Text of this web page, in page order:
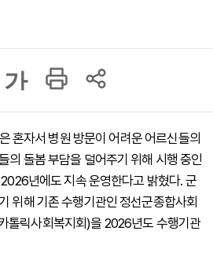
가
혼자서 병원 방문이 어려운 어르신들의
의 돌봄 부담을 덜어주기 위해 시행 중인
년에도 지속 운영한다고 밝혔다. 군
위해 기존 수행기관인 정선군종합사회
톨릭사회복지회)을 2026년도 수행기관